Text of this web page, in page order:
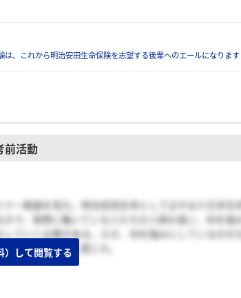
、これから明治安田生命保険を志望する後輩へのエールになります
前活動
ナー動画を見た。明治安田生命としてはやはり日本生
ので、実際に働いている人たちの人柄の違い、何を強
していく必要がある。ただ、何を強みにしているのか
探すのが良いと感じた。
）して閲覧する